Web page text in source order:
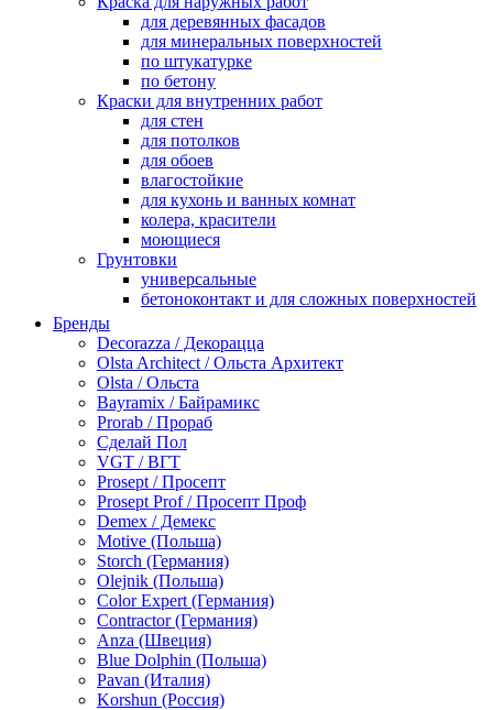
для деревянных фасадов
для минеральных поверхностей
по штукатурке
по бетону
Краски для внутренних работ
для стен
для потолков
для обоев
влагостойкие
для кухонь и ванных комнат
колера, красители
моющиеся
Грунтовки
универсальные
бетоноконтакт и для сложных поверхностей
по металлу
антикорозийные
под декоративные штукатурки
для гипсокартона
под штукатурку
Герметик
акриловые
силиконовые универсальные, нейтральные
силиконовые санитарные (антигрибковые)
шовные для срубов
для кровли
для каминов
полиуретановые
Декоративные штукатурки и краски
краски для декора, патина
мокрый шелк
венецианские (эффект мрамора)
песок (эффект песчаных вихрей)
декоративная шпаклевка
Бренды
Decorazza / Декорацца
Olsta Architect / Ольста Архитект
Olsta / Ольста
Bayramix / Байрамикс
Prorab / Прораб
Сделай Пол
VGT / ВГТ
Prosept / Просепт
Prosept Prof / Просепт Проф
Demex / Демекс
Motive (Польша)
Storch (Германия)
Olejnik (Польша)
Color Expert (Германия)
Contractor (Германия)
Anza (Швеция)
Blue Dolphin (Польша)
Pavan (Италия)
Korshun (Россия)